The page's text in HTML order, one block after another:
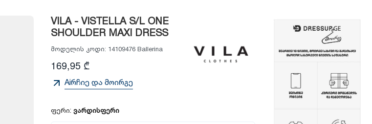
VILA - VISTELLA S/L ONE
SHOULDER MAXI DRESS
მოდელის კოდი: 14109476 Ballerina
169,95 ₾
Aiრჩიე და მოირგე
ფერი: ვარდისფერი